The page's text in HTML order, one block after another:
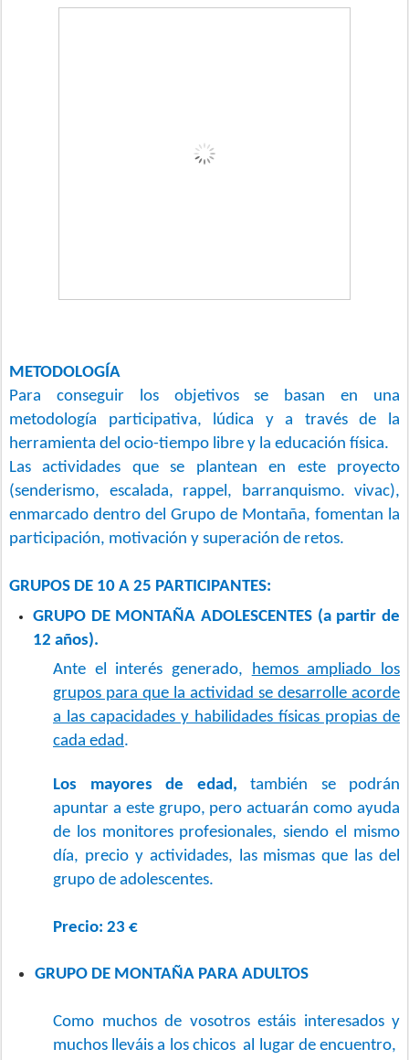
METODOLOGÍA
Para conseguir los objetivos se basan en una
metodología participativa, lúdica y a través de la
herramienta del ocio-tiempo libre y la educación física.
Las actividades que se plantean en este proyecto
(senderismo, escalada, rappel, barranquismo. vivac),
enmarcado dentro del Grupo de Montaña, fomentan la
participación, motivación y superación de retos.
GRUPOS DE 10 A 25 PARTICIPANTES:
GRUPO DE MONTAÑA ADOLESCENTES (a partir de
12 años).
Ante el interés generado, hemos ampliado los
grupos para que la actividad se desarrolle acorde
a las capacidades y habilidades físicas propias de
cada edad.
Los mayores de edad, también se podrán
apuntar a este grupo, pero actuarán como ayuda
de los monitores profesionales, siendo el mismo
día, precio y actividades, las mismas que las del
grupo de adolescentes.
Precio: 23 €
GRUPO DE MONTAÑA PARA ADULTOS
Como muchos de vosotros estáis interesados y
muchos lleváis a los chicos al lugar de encuentro,